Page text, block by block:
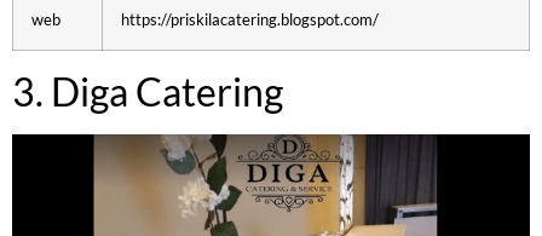
web https://priskilacatering.blogspot.com/
3. Diga Catering